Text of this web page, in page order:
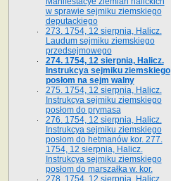
w sprawie sejmiku ziemskiego
deputackiego
273. 1754, 12 sierpnia, Halicz.
Laudum sejmiku ziemskiego
przedsejmowego
274. 1754, 12 sierpnia, Halicz.
Instrukcya sejmiku ziemskiego
posłom na sejm walny
275. 1754, 12 sierpnia, Halicz.
Instrukcya sejmiku ziemskiego
posłom do prymasa
276. 1754, 12 sierpnia, Halicz.
Instrukcya sejmiku ziemskiego
posłom do hetmanów kor. 277.
1754, 12 sierpnia, Halicz.
Instrukcya sejmiku ziemskiego
posłom do marszałka w. kor.
278. 1754, 12 sierpnia, Halicz.